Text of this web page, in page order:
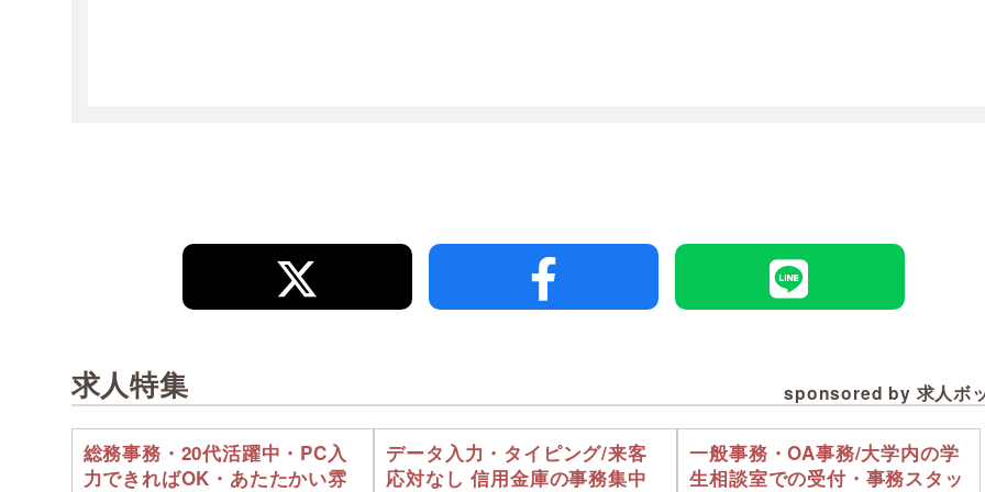
求人特集 sponsored by 求人ボ
総務事務・20代活躍中・PC入
力できればOK・あたたかい雰
データ入力・タイピング/来客
応対なし 信用金庫の事務集中
一般事務・OA事務/大学内の学
生相談室での受付・事務スタッ